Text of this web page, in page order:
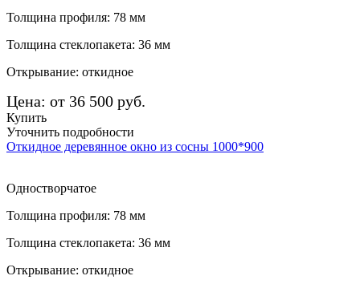
Толщина профиля: 78 мм
Толщина стеклопакета: 36 мм
Открывание: откидное
Цена: от 36 500 руб.
Купить
Уточнить подробности
Откидное деревянное окно из сосны 1000*900
Одностворчатое
Толщина профиля: 78 мм
Толщина стеклопакета: 36 мм
Открывание: откидное